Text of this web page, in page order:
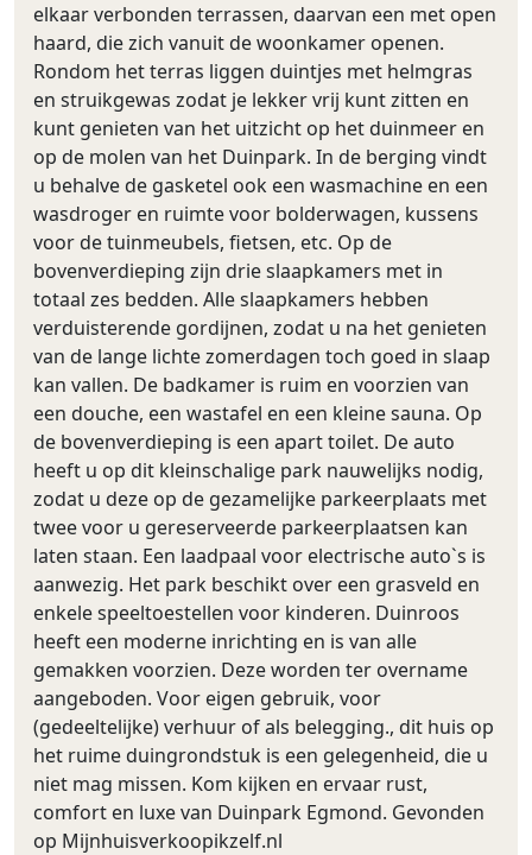
elkaar verbonden terrassen, daarvan een met open
haard, die zich vanuit de woonkamer openen.
Rondom het terras liggen duintjes met helmgras
en struikgewas zodat je lekker vrij kunt zitten en
kunt genieten van het uitzicht op het duinmeer en
op de molen van het Duinpark. In de berging vindt
u behalve de gasketel ook een wasmachine en een
wasdroger en ruimte voor bolderwagen, kussens
voor de tuinmeubels, fietsen, etc. Op de
bovenverdieping zijn drie slaapkamers met in
totaal zes bedden. Alle slaapkamers hebben
verduisterende gordijnen, zodat u na het genieten
van de lange lichte zomerdagen toch goed in slaap
kan vallen. De badkamer is ruim en voorzien van
een douche, een wastafel en een kleine sauna. Op
de bovenverdieping is een apart toilet. De auto
heeft u op dit kleinschalige park nauwelijks nodig,
zodat u deze op de gezamelijke parkeerplaats met
twee voor u gereserveerde parkeerplaatsen kan
laten staan. Een laadpaal voor electrische auto`s is
aanwezig. Het park beschikt over een grasveld en
enkele speeltoestellen voor kinderen. Duinroos
heeft een moderne inrichting en is van alle
gemakken voorzien. Deze worden ter overname
aangeboden. Voor eigen gebruik, voor
(gedeeltelijke) verhuur of als belegging., dit huis op
het ruime duingrondstuk is een gelegenheid, die u
niet mag missen. Kom kijken en ervaar rust,
comfort en luxe van Duinpark Egmond. Gevonden
op Mijnhuisverkoopikzelf.nl